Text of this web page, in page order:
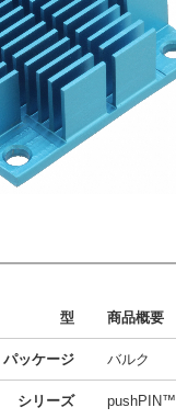
型 商品概要
パッケージ バルク
シリーズ pushPIN™